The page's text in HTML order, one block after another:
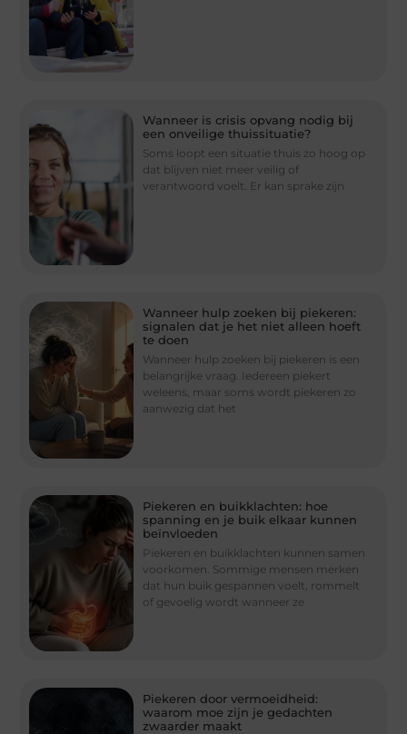
Wanneer is crisis opvang nodig bij
een onveilige thuissituatie?
Soms loopt een situatie thuis zo hoog op
dat blijven niet meer veilig of
verantwoord voelt. Er kan sprake zijn
Wanneer hulp zoeken bij piekeren:
signalen dat je het niet alleen hoeft
te doen
Wanneer hulp zoeken bij piekeren is een
belangrijke vraag. Iedereen piekert
weleens, maar soms wordt piekeren zo
aanwezig dat het
Piekeren en buikklachten: hoe
spanning en je buik elkaar kunnen
beïnvloeden
Piekeren en buikklachten kunnen samen
voorkomen. Sommige mensen merken
dat hun buik gespannen voelt, rommelt
of gevoelig wordt wanneer ze
Piekeren door vermoeidheid:
waarom moe zijn je gedachten
zwaarder maakt